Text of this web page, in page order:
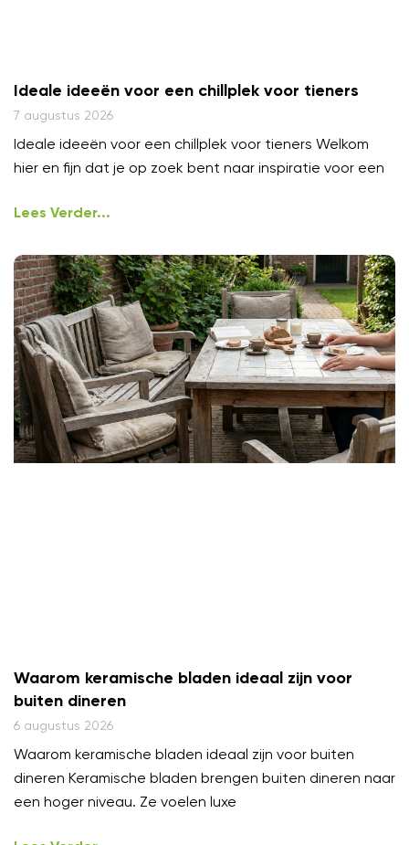
Ideale ideeën voor een chillplek voor tieners
7 augustus 2026
Ideale ideeën voor een chillplek voor tieners Welkom
hier en fijn dat je op zoek bent naar inspiratie voor een
Lees Verder...
Waarom keramische bladen ideaal zijn voor
buiten dineren
6 augustus 2026
Waarom keramische bladen ideaal zijn voor buiten
dineren Keramische bladen brengen buiten dineren naar
een hoger niveau. Ze voelen luxe